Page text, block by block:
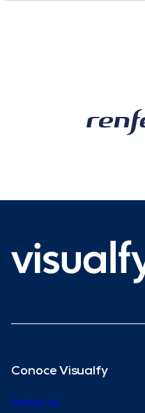
Conoce Visualfy
About us